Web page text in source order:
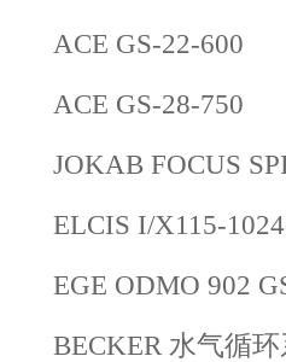
ACE GS-22-600
ACE GS-28-750
JOKAB FOCUS
ELCIS I/X115-
EGE ODMO 902
BECKER 水气循